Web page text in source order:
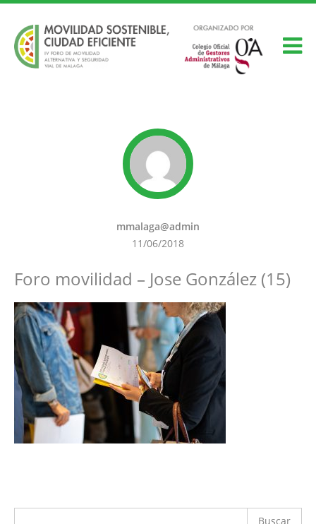
mmalaga@admin
11/06/2018
Foro movilidad – Jose González (15)